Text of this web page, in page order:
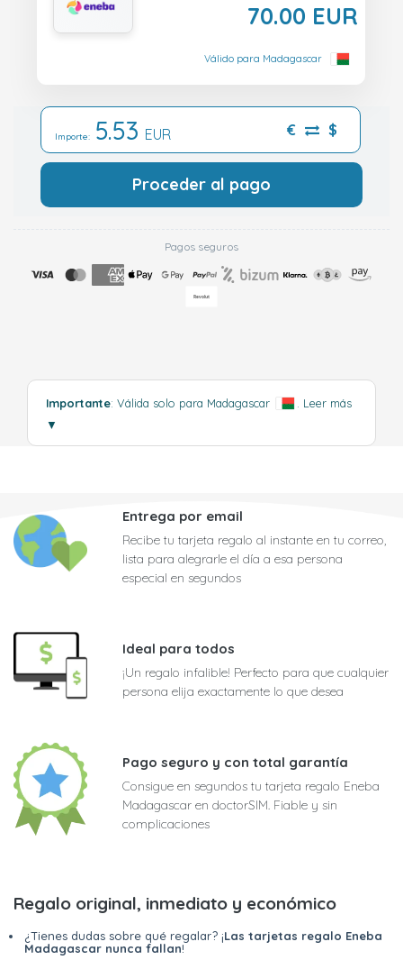
70.00 EUR
Válido para Madagascar
Importe: 5.53 EUR € $
Proceder al pago
Pagos seguros
Importante: Válida solo para Madagascar
Leer más
▼
Entrega por email
Recibe tu tarjeta regalo al instante en tu correo,
lista para alegrarle el día a esa persona
especial en segundos
Ideal para todos
¡Un regalo infalible! Perfecto para que cualquier
persona elija exactamente lo que desea
Pago seguro y con total garantía
Consigue en segundos tu tarjeta regalo Eneba
Madagascar en doctorSIM. Fiable y sin
complicaciones
Regalo original, inmediato y económico
¿Tienes dudas sobre qué regalar? ¡Las tarjetas regalo Eneba
Madagascar nunca fallan!